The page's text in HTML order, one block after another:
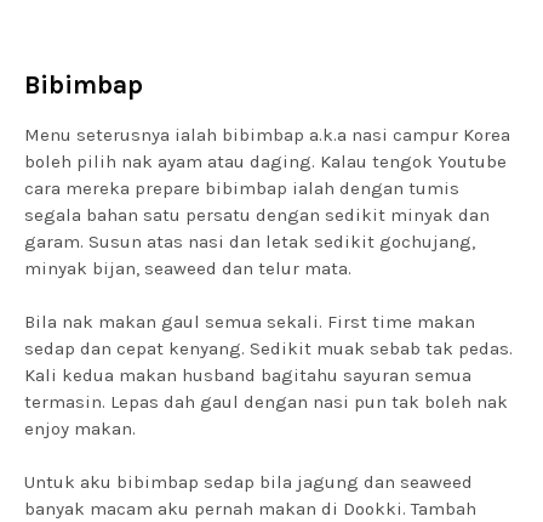
Bibimbap
Menu seterusnya ialah bibimbap a.k.a nasi campur Korea
boleh pilih nak ayam atau daging. Kalau tengok Youtube
cara mereka prepare bibimbap ialah dengan tumis
segala bahan satu persatu dengan sedikit minyak dan
garam. Susun atas nasi dan letak sedikit gochujang,
minyak bijan, seaweed dan telur mata.
Bila nak makan gaul semua sekali. First time makan
sedap dan cepat kenyang. Sedikit muak sebab tak pedas.
Kali kedua makan husband bagitahu sayuran semua
termasin. Lepas dah gaul dengan nasi pun tak boleh nak
enjoy makan.
Untuk aku bibimbap sedap bila jagung dan seaweed
banyak macam aku pernah makan di Dookki. Tambah